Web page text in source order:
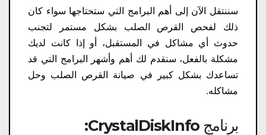
سننتقل الآن إلى أهم البرامج التي ستحتاجها سواء كان
ذلك لفحص القرص الصلب بشكل مستمر لتجنب
حدوث أي مشاكل في المستقبل، أو إذا كانت لديك
مشكلة بالفعل، سنقدم لك أهم وأشهر البرامج التي قد
تساعدك بشكل كبير في صيانة القرص الصلب وحل
مشاكله.
برنامج CrystalDiskInfo: